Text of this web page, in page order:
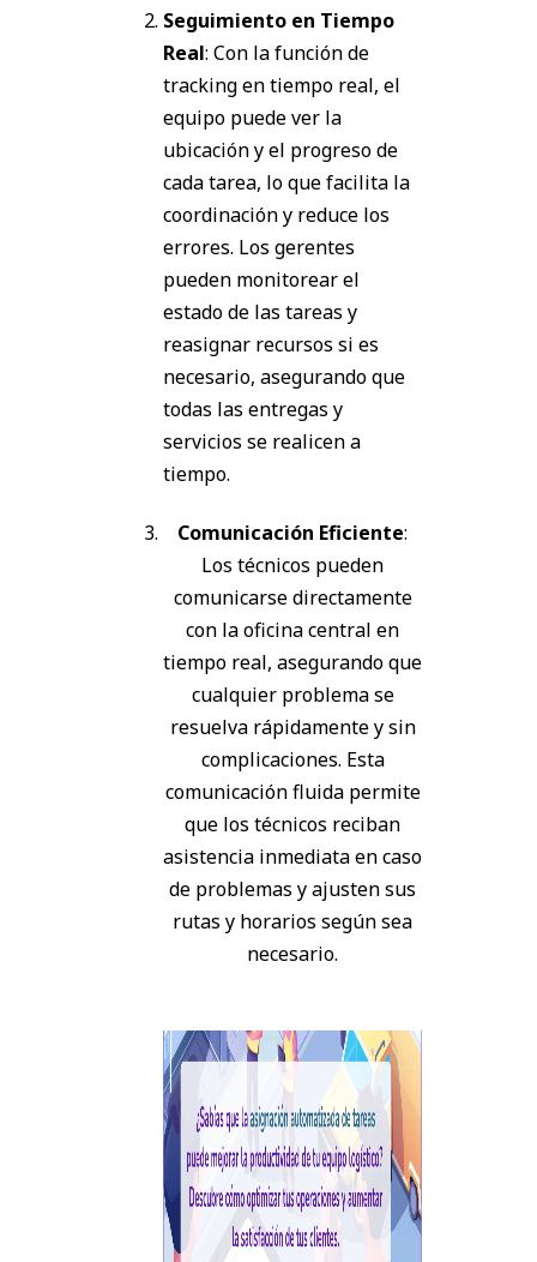
Seguimiento en Tiempo
Real: Con la función de
tracking en tiempo real, el
equipo puede ver la
ubicación y el progreso de
cada tarea, lo que facilita la
coordinación y reduce los
errores. Los gerentes
pueden monitorear el
estado de las tareas y
reasignar recursos si es
necesario, asegurando que
todas las entregas y
servicios se realicen a
tiempo.
Comunicación Eficiente:
Los técnicos pueden
comunicarse directamente
con la oficina central en
tiempo real, asegurando que
cualquier problema se
resuelva rápidamente y sin
complicaciones. Esta
comunicación fluida permite
que los técnicos reciban
asistencia inmediata en caso
de problemas y ajusten sus
rutas y horarios según sea
necesario.